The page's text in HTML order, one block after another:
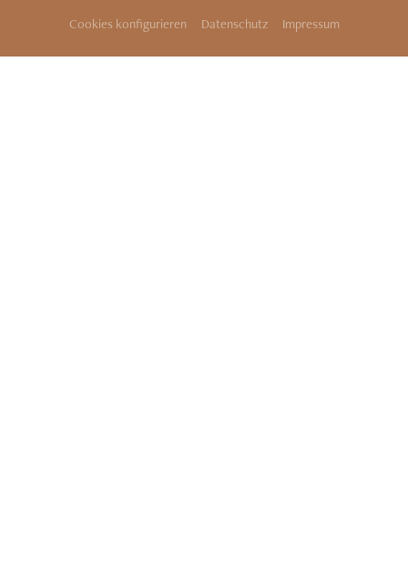
Cookies konfigurieren Datenschutz Impressum
SITEMAP KONTAKT
IMPRESSUM